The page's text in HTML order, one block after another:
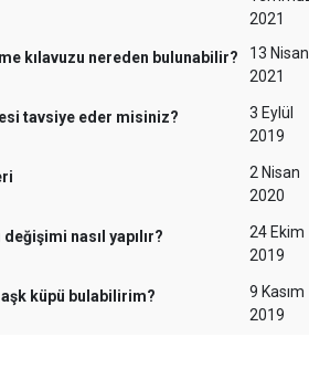
2021
kılavuzu nereden bulunabilir?
13 Nisan
2021
tavsiye eder misiniz?
3 Eylül
2019
2 Nisan
2020
nasıl yapılır?
24 Ekim
2019
küpü bulabilirim?
9 Kasım
2019